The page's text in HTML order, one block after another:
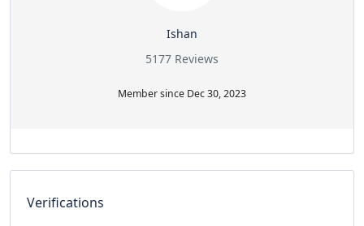
Ishan
5177 Reviews
Member since Dec 30, 2023
Verifications